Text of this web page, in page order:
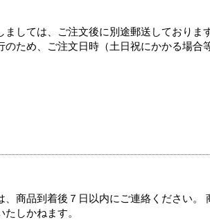
しては、ご注文後に別途郵送しております
ため、ご注文日時（土日祝にかかる場合
、商品到着後７日以内にご連絡ください。
しかねます。